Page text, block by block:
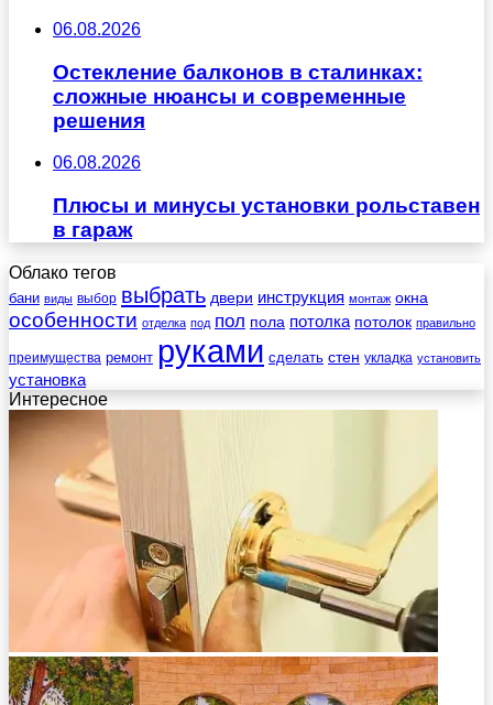
06.08.2026
Остекление балконов в сталинках:
сложные нюансы и современные
решения
06.08.2026
Плюсы и минусы установки рольставен
в гараж
Облако тегов
бани виды выбор выбрать двери инструкция монтаж окна
особенности отделка под пол пола потолка потолок правильно
преимущества ремонт руками сделать стен укладка установить
установка
Интересное